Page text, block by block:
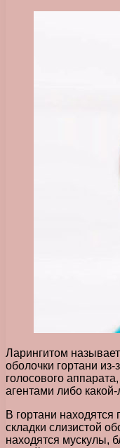
Ларингитом
оболочки гортани
голосового
агентами либо
В гортани
складки слизистой
находятся мускулы,